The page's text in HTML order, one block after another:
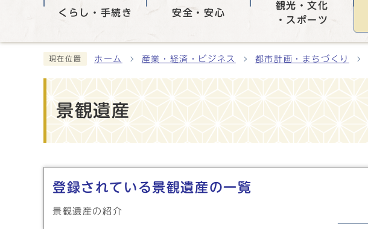
くらし・手続き 安全・安心
観光・文化
・スポーツ
現在位置 ホーム 産業・経済・ビジネス 都市計画・まちづくり
景観遺産
登録されている景観遺産の一覧
景観遺産の紹介